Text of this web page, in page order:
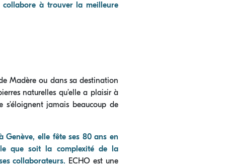
collabore à trouver la meilleure
Madère ou dans sa destination
naturelles qu’elle a plaisir à
jamais beaucoup de
Genève, elle fête ses 80 ans en
que soit la complexité de la
collaborateurs. ECHO est une